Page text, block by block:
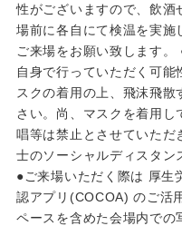
性がございますので、飲
場前に各自にて検温を実施
ご来場をお願い致します
自身で行っていただく可
スクの着用の上、飛沫飛
さい。尚、マスクを着用し
唱等は禁止とさせていただ
士のソーシャルディスタン
●ご来場いただく際は 厚生
認アプリ(COCOA) のご活
ペースを含めた会場内での